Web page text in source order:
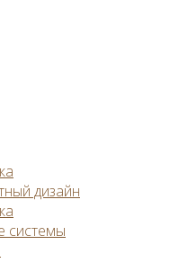
дизайн
системы